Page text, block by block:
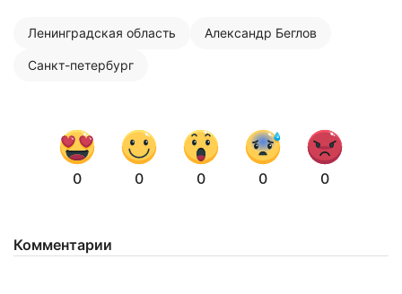
Ленинградская область Александр Беглов
Санкт-петербург
0 0 0 0 0
Комментарии
Нажимая на кнопку "Отправить" вы
соглашаетесь с
политикой конфиденциальности